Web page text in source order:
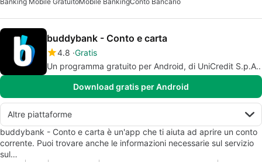
buddybank - Conto e carta
4.8 Gratis
Un programma gratuito per Android, di UniCredit S.p.A..
Download gratis per Android
Altre piattaforme
buddybank - Conto e carta è un'app che ti aiuta ad aprire un conto
corrente. Puoi trovare anche le informazioni necessarie sul servizio
sul…